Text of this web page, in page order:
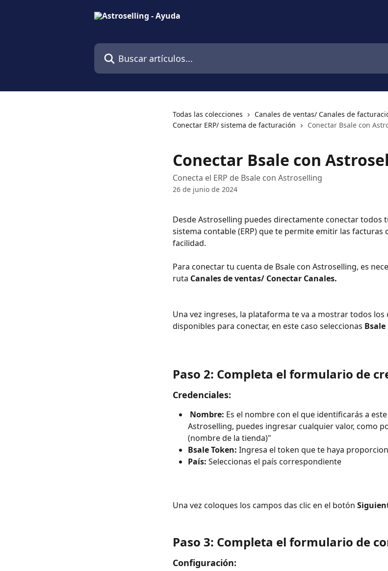
Buscar artículos...
Todas las colecciones
Canales de ventas/ Canales de
Conectar ERP/ sistema de facturación
Conectar Bsale con
Conectar Bsale con
Conecta el ERP de Bsale con Astroselling
26 de junio de 2024
Desde Astroselling puedes directamente conectar todos
sistema contable (ERP) que te permite emitir las facturas
facilidad.
Para conectar tu cuenta de Bsale con Astroselling, es
ruta Canales de ventas/ Conectar Canales.
Una vez ingreses, la plataforma te va a mostrar todos los
disponibles para conectar, en este caso seleccionas Bsale
Paso 2: Completa el formulario de
Credenciales:
Nombre: Es el nombre con el que identificarás a
Astroselling, puedes ingresar cualquier valor, como
(nombre de la tienda)"
Bsale Token: Ingresa el token que te haya
País: Seleccionas el país correspondiente
Una vez coloques los campos das clic en el botón
Paso 3: Completa el formulario de
Configuración: